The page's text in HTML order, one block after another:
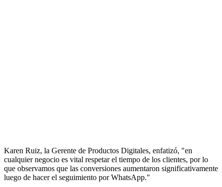
Karen Ruiz, la Gerente de Productos Digitales, enfatizó, "en
cualquier negocio es vital respetar el tiempo de los clientes, por lo
que observamos que las conversiones aumentaron significativamente
luego de hacer el seguimiento por WhatsApp."